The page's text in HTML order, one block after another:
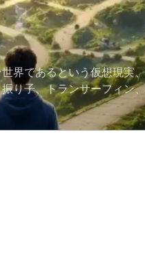
界であるという仮想現実
り子、トランサーフィン